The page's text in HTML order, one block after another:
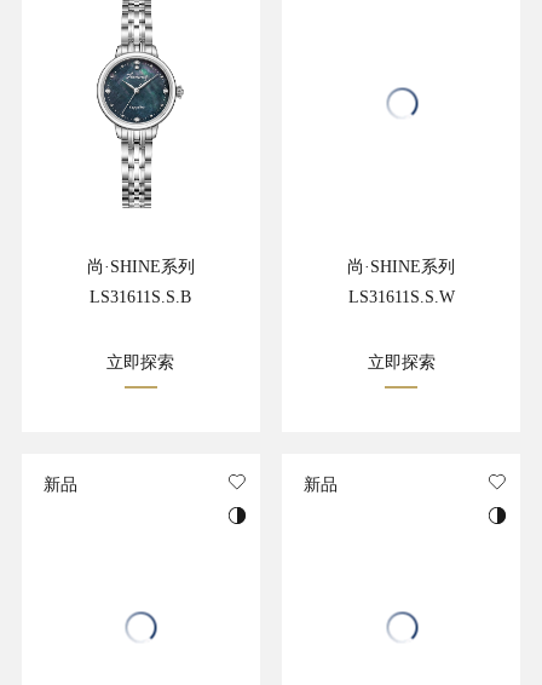
尚·SHINE系列
LS31611S.S.B
立即探索
尚·SHINE系列
LS31611S.S.W
立即探索
新品 新品